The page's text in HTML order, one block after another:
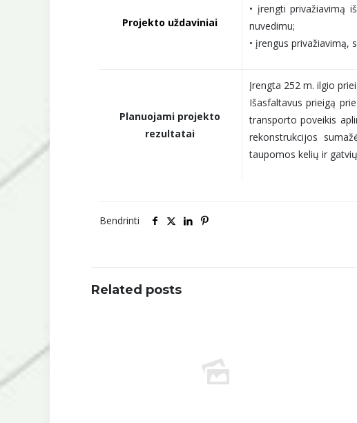
Projekto uždaviniai
• įrengti privažiavimą
nuvedimu;
• įrengus privažiavimą,
Planuojami projekto
rezultatai
Įrengta 252 m. ilgio
Išasfaltavus prieigą
transporto poveikis
rekonstrukcijos
taupomos kelių ir
Bendrinti
Related posts